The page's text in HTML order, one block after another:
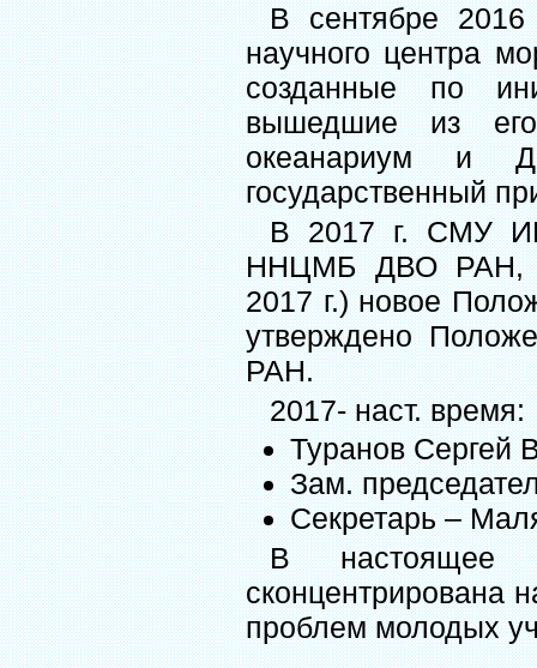
В сентябре 2016
научного центра
созданные по
вышедшие из
океанариум и
государственный
В 2017 г. СМУ
ННЦМБ ДВО РАН,
2017 г.) новое
утверждено
РАН.
2017- наст. время:
Туранов Сергей
Зам.
Секретарь –
В настоящее
сконцентрирована
проблем молодых